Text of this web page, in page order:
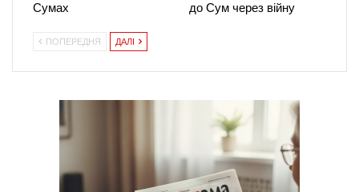
Сумах
до Сум через війну
ПОПЕРЕДНЯ ДАЛІ